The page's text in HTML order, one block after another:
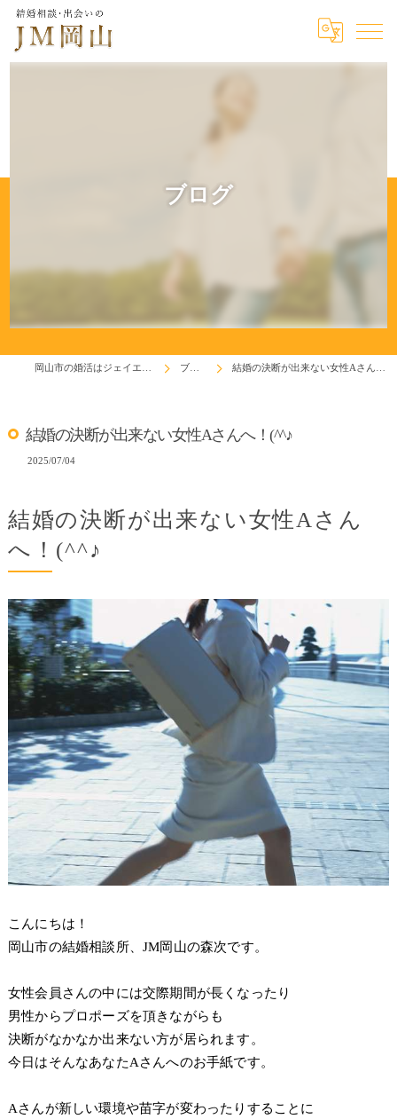
ブログ
ブログ 結婚の決断が出来ない女性Aさんへ！(^^♪
結婚の決断が出来ない女性Aさんへ！(^^♪
2025/07/04
結婚の決断が出来ない女性Aさん
へ！(^^♪
こんにちは！
岡山市の結婚相談所、JM岡山の森次です。
女性会員さんの中には交際期間が長くなったり
男性からプロポーズを頂きながらも
決断がなかなか出来ない方が居られます。
今日はそんなあなたAさんへのお手紙です。
Aさんが新しい環境や苗字が変わったりすることに